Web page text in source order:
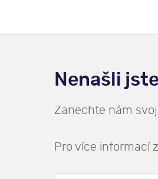
Nenašli
Zanechte nám
Pro více informací